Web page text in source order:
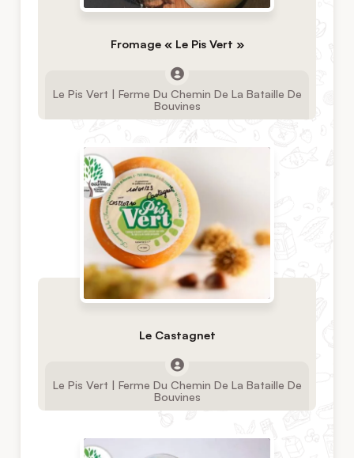
Fromage « Le Pis Vert »
Le Pis Vert | Ferme Du Chemin De La Bataille De
Bouvines
Le Castagnet
Le Pis Vert | Ferme Du Chemin De La Bataille De
Bouvines